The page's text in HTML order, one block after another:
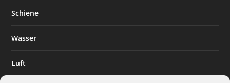
Schiene
Wasser
Luft